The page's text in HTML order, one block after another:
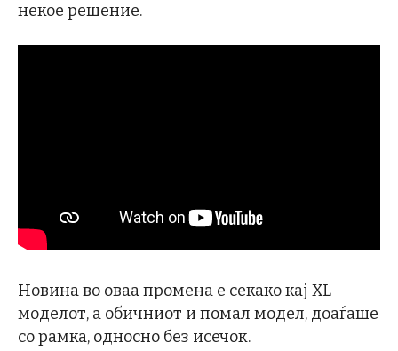
некое решение.
Новина во оваа промена е секако кај XL
моделот, а обичниот и помал модел, доаѓаше
со рамка, односно без исечок.